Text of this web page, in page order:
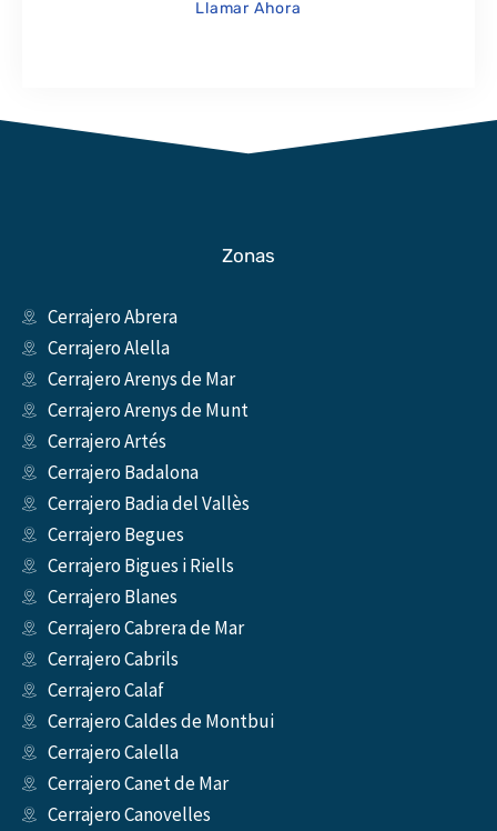
Llamar Ahora
Zonas
Cerrajero Abrera
Cerrajero Alella
Cerrajero Arenys de Mar
Cerrajero Arenys de Munt
Cerrajero Artés
Cerrajero Badalona
Cerrajero Badia del Vallès
Cerrajero Begues
Cerrajero Bigues i Riells
Cerrajero Blanes
Cerrajero Cabrera de Mar
Cerrajero Cabrils
Cerrajero Calaf
Cerrajero Caldes de Montbui
Cerrajero Calella
Cerrajero Canet de Mar
Cerrajero Canovelles